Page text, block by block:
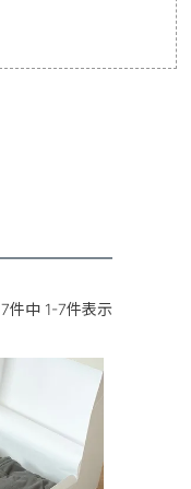
7件中 1-7件表示